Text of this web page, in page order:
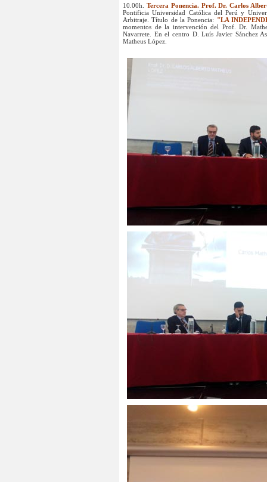
10.00h. Tercera Ponencia. Prof. Dr. Carlos
Pontificia Universidad Católica del Perú y
Arbitraje. Título de la Ponencia: "LA
momentos de la intervención del Prof. Dr.
Navarrete. En el centro D. Luís Javier Sánchez
Matheus López.